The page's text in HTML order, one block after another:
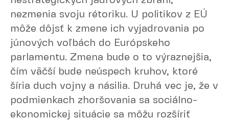
nezmenia svoju rétoriku. U politikov z EÚ
môže dôjsť k zmene ich vyjadrovania po
júnových voľbách do Európskeho
parlamentu. Zmena bude o to výraznejšia,
čím väčší bude neúspech kruhov, ktoré
šíria duch vojny a násilia. Druhá vec je, že v
podmienkach zhoršovania sa sociálno-
ekonomickej situácie sa môžu rozšíriť